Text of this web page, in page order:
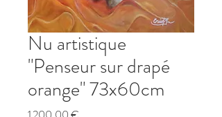
Nu artistique
"Penseur sur drapé
orange" 73x60cm